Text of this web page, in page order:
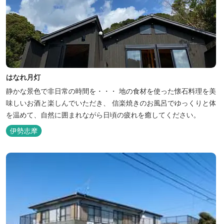
はなれ月灯
静かな景色で非日常の時間を・・・ 地の食材を使った懐石料理を美
味しいお酒と楽しんでいただき、 信楽焼きのお風呂でゆっくりと体
を温めて、自然に囲まれながら日頃の疲れを癒してください。
伊勢志摩